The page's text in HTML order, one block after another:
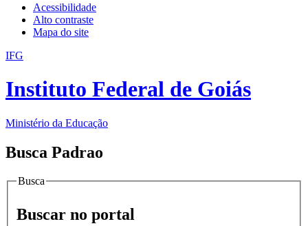
Acessibilidade
Alto contraste
Mapa do site
IFG
Instituto Federal de Goiás
Ministério da Educação
Busca Padrao
Busca
Buscar no portal